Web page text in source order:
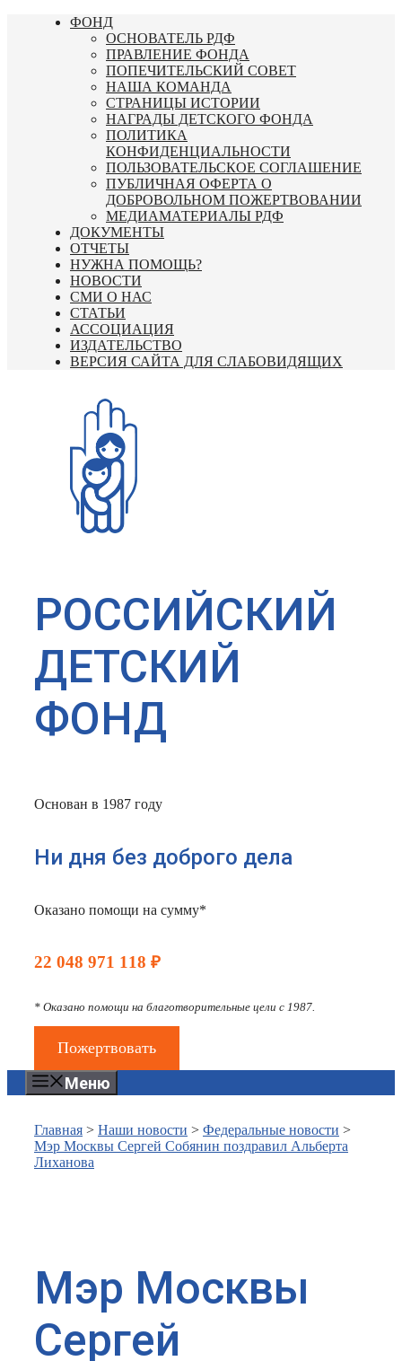
Перейти
ФОНД
ОСНОВАТЕЛЬ РДФ
ПРАВЛЕНИЕ ФОНДА
ПОПЕЧИТЕЛЬСКИЙ СОВЕТ
НАША КОМАНДА
СТРАНИЦЫ ИСТОРИИ
НАГРАДЫ ДЕТСКОГО ФОНДА
ПОЛИТИКА
КОНФИДЕНЦИАЛЬНОСТИ
ПОЛЬЗОВАТЕЛЬСКОЕ СОГЛАШЕНИЕ
ПУБЛИЧНАЯ ОФЕРТА О
ДОБРОВОЛЬНОМ ПОЖЕРТВОВАНИИ
МЕДИАМАТЕРИАЛЫ РДФ
ДОКУМЕНТЫ
ОТЧЕТЫ
НУЖНА ПОМОЩЬ?
НОВОСТИ
СМИ О НАС
СТАТЬИ
АССОЦИАЦИЯ
ИЗДАТЕЛЬСТВО
ВЕРСИЯ САЙТА ДЛЯ СЛАБОВИДЯЩИХ
РОССИЙСКИЙ
ДЕТСКИЙ
ФОНД
Основан в 1987 году
Ни дня без доброго дела
Оказано помощи на сумму*
22 048 971 118 ₽
* Оказано помощи на благотворительные цели с 1987.
Пожертвовать
Меню
Главная > Наши новости > Федеральные новости >
Мэр Москвы Сергей Собянин поздравил Альберта
Лиханова
Мэр Москвы
Сергей